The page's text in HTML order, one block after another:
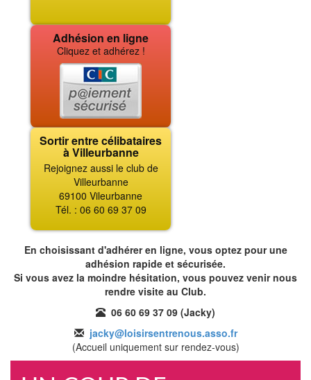
Adhésion en ligne
Cliquez et adhérez !
Sortir entre célibataires
à Villeurbanne
Rejoignez aussi le club de
Villeurbanne
69100 Vileurbanne
Tél. : 06 60 69 37 09
En choisissant d'adhérer en ligne, vous optez pour une
adhésion rapide et sécurisée.
Si vous avez la moindre hésitation, vous pouvez venir nous
rendre visite au Club.
06 60 69 37 09 (Jacky)
jacky@loisirsentrenous.asso.fr
(Accueil uniquement sur rendez-vous)